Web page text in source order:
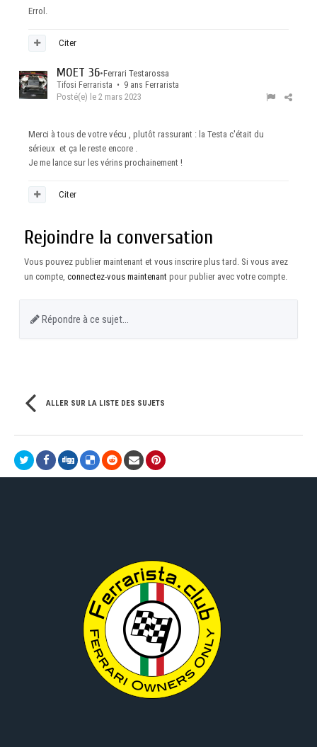
Errol.
Citer
MOET 36•Ferrari Testarossa
Tifosi Ferrarista • 9 ans Ferrarista
Posté(e) le 2 mars 2023
Merci à tous de votre vécu , plutôt rassurant : la Testa c'était du
sérieux et ça le reste encore .
Je me lance sur les vérins prochainement !
Citer
Rejoindre la conversation
Vous pouvez publier maintenant et vous inscrire plus tard. Si vous avez
un compte, connectez-vous maintenant pour publier avec votre compte.
Répondre à ce sujet…
ALLER SUR LA LISTE DES SUJETS